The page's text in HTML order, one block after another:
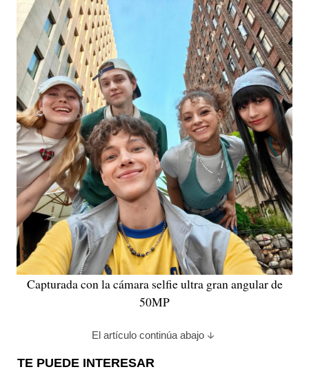
Capturada con la cámara selfie ultra gran angular de
50MP
El artículo continúa abajo
TE PUEDE INTERESAR